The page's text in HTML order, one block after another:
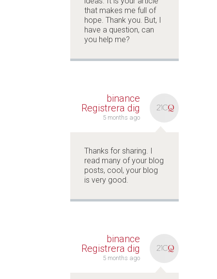
that makes me full of
hope. Thank you. But, I
have a question, can
you help me?
binance
Registrera dig
5 months ago
Thanks for sharing. I
read many of your blog
posts, cool, your blog
is very good.
binance
Registrera dig
5 months ago